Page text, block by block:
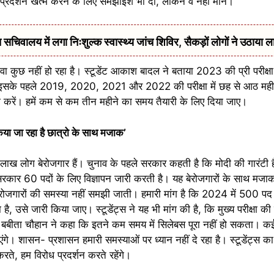
में लगा निःशुल्क स्वास्थ्य जांच शिविर, सैकड़ों लोगों ने उठाया
नहीं हो रहा है। स्टूडेंट आकाश बादल ने बताया 2023 की प्री
इसके पहले 2019, 2020, 2021 और 2022 की परीक्षा में छह से आठ
हमें कम से कम तीन महीने का समय तैयारी के लिए दिया जाए।
जा रहा है छात्रो के साथ मजाक’
लोग बेरोजगार हैं। चुनाव के पहले सरकार कहती है कि मोदी की
60 पदों के लिए विज्ञापन जारी करती है। यह बेरोजगारों के साथ
की समस्या नहीं समझी जाती। हमारी मांग है कि 2024 में 500
है, उसे जारी किया जाए। स्टूडेंट्स ने यह भी मांग की है, कि मुख्य परीक्षा
चौहान ने कहा कि इतने कम समय में सिलेबस पूरा नहीं हो सकता।
शासन- प्रशासन हमारी समस्याओं पर ध्यान नहीं दे रहा है। स्टूडेंट्स
हम विरोध प्रदर्शन करते रहेंगे।